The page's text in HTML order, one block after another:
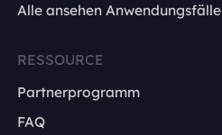
Alle ansehen Anwendungsfälle
RESSOURCE
Partnerprogramm
FAQ